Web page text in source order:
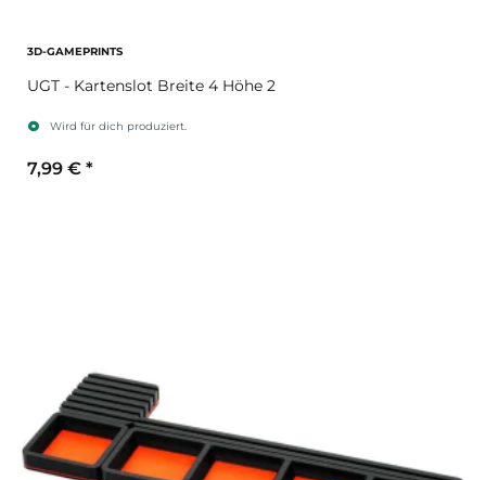
3D-GAMEPRINTS
UGT - Kartenslot Breite 4 Höhe 2
Wird für dich produziert.
7,99 € *